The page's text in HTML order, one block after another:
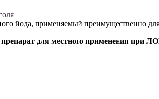
йода, применяемый преимущественно
для местного применения при